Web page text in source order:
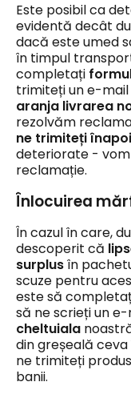
Este posibil ca
evidentă decât
dacă este umed
în timpul
completați
trimiteți un e-
aranja livrarea
rezolvăm
ne trimiteți
deteriorate -
reclamație.
Înlocuirea
În cazul în care,
descoperit că
surplusîn
scuze pentru
este să
să ne scrieți un
cheltuiala
din greșeală
ne trimiteți
banii.